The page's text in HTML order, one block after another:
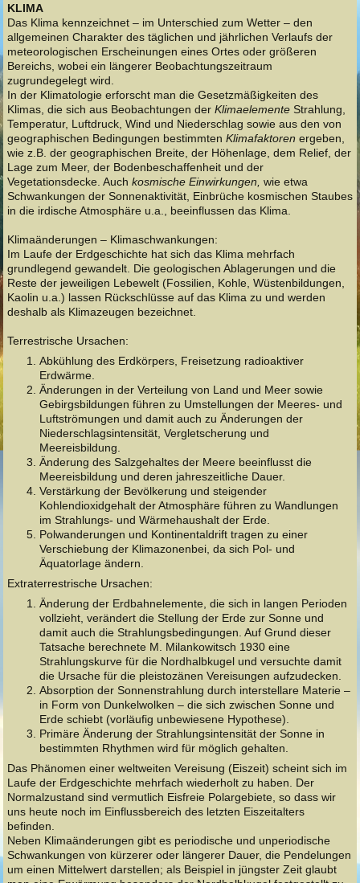
KLIMA
Das Klima kennzeichnet – im Unterschied zum Wetter – den
allgemeinen Charakter des täglichen und jährlichen Verlaufs der
meteorologischen Erscheinungen eines Ortes oder größeren
Bereichs, wobei ein längerer Beobachtungszeitraum
zugrundegelegt wird.
In der Klimatologie erforscht man die Gesetzmäßigkeiten des
Klimas, die sich aus Beobachtungen der KlimaelementeStrahlung,
Temperatur, Luftdruck, Wind und Niederschlag sowie aus den von
geographischen Bedingungen bestimmten Klimafaktoren ergeben,
wie z.B. der geographischen Breite, der Höhenlage, dem Relief, der
Lage zum Meer, der Bodenbeschaffenheit und der
Vegetationsdecke. Auch kosmische Einwirkungen, wie etwa
Schwankungen der Sonnenaktivität, Einbrüche kosmischen Staubes
in die irdische Atmosphäre u.a., beeinflussen das Klima.
Klimaänderungen – Klimaschwankungen:
Im Laufe der Erdgeschichte hat sich das Klima mehrfach
grundlegend gewandelt. Die geologischen Ablagerungen und die
Reste der jeweiligen Lebewelt (Fossilien, Kohle, Wüstenbildungen,
Kaolin u.a.) lassen Rückschlüsse auf das Klima zu und werden
deshalb als Klimazeugen bezeichnet.
Terrestrische Ursachen:
Abkühlung des Erdkörpers, Freisetzung radioaktiver
Erdwärme.
Änderungen in der Verteilung von Land und Meer sowie
Gebirgsbildungen führen zu Umstellungen der Meeres- und
Luftströmungen und damit auch zu Änderungen der
Niederschlagsintensität, Vergletscherung und
Meereisbildung.
Änderung des Salzgehaltes der Meere beeinflusst die
Meereisbildung und deren jahreszeitliche Dauer.
Verstärkung der Bevölkerung und steigender
Kohlendioxidgehalt der Atmosphäre führen zu Wandlungen
im Strahlungs- und Wärmehaushalt der Erde.
Polwanderungen und Kontinentaldrift tragen zu einer
Verschiebung der Klimazonenbei, da sich Pol- und
Äquatorlage ändern.
Extraterrestrische Ursachen:
Änderung der Erdbahnelemente, die sich in langen Perioden
vollzieht, verändert die Stellung der Erde zur Sonne und
damit auch die Strahlungsbedingungen. Auf Grund dieser
Tatsache berechnete M. Milankowitsch 1930 eine
Strahlungskurve für die Nordhalbkugel und versuchte damit
die Ursache für die pleistozänen Vereisungen aufzudecken.
Absorption der Sonnenstrahlung durch interstellare Materie –
in Form von Dunkelwolken – die sich zwischen Sonne und
Erde schiebt (vorläufig unbewiesene Hypothese).
Primäre Änderung der Strahlungsintensität der Sonne in
bestimmten Rhythmen wird für möglich gehalten.
Das Phänomen einer weltweiten Vereisung (Eiszeit) scheint sich im
Laufe der Erdgeschichte mehrfach wiederholt zu haben. Der
Normalzustand sind vermutlich Eisfreie Polargebiete, so dass wir
uns heute noch im Einflussbereich des letzten Eiszeitalters
befinden.
Neben Klimaänderungen gibt es periodische und unperiodische
Schwankungen von kürzerer oder längerer Dauer, die Pendelungen
um einen Mittelwert darstellen; als Beispiel in jüngster Zeit glaubt